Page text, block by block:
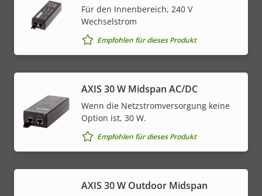
Für den Innenbereich, 240 V
Wechselstrom
Empfohlen für dieses Produkt
AXIS 30 W Midspan AC/DC
Wenn die Netzstromversorgung keine
Option ist, 30 W.
Empfohlen für dieses Produkt
AXIS 30 W Outdoor Midspan